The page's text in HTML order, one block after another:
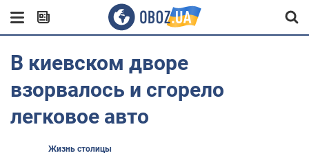
В киевском дворе
взорвалось и сгорело
легковое авто
Жизнь столицы